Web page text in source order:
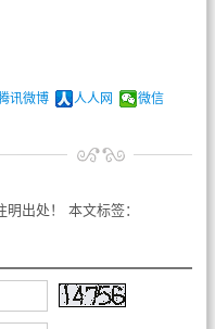
讯微博 人人网 微信
出处！ 本文标签：